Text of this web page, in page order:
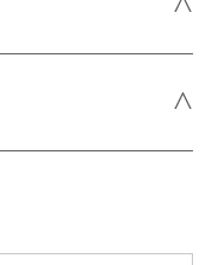
˄